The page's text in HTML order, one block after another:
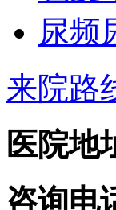
尿频
来院路
医院地
咨询电